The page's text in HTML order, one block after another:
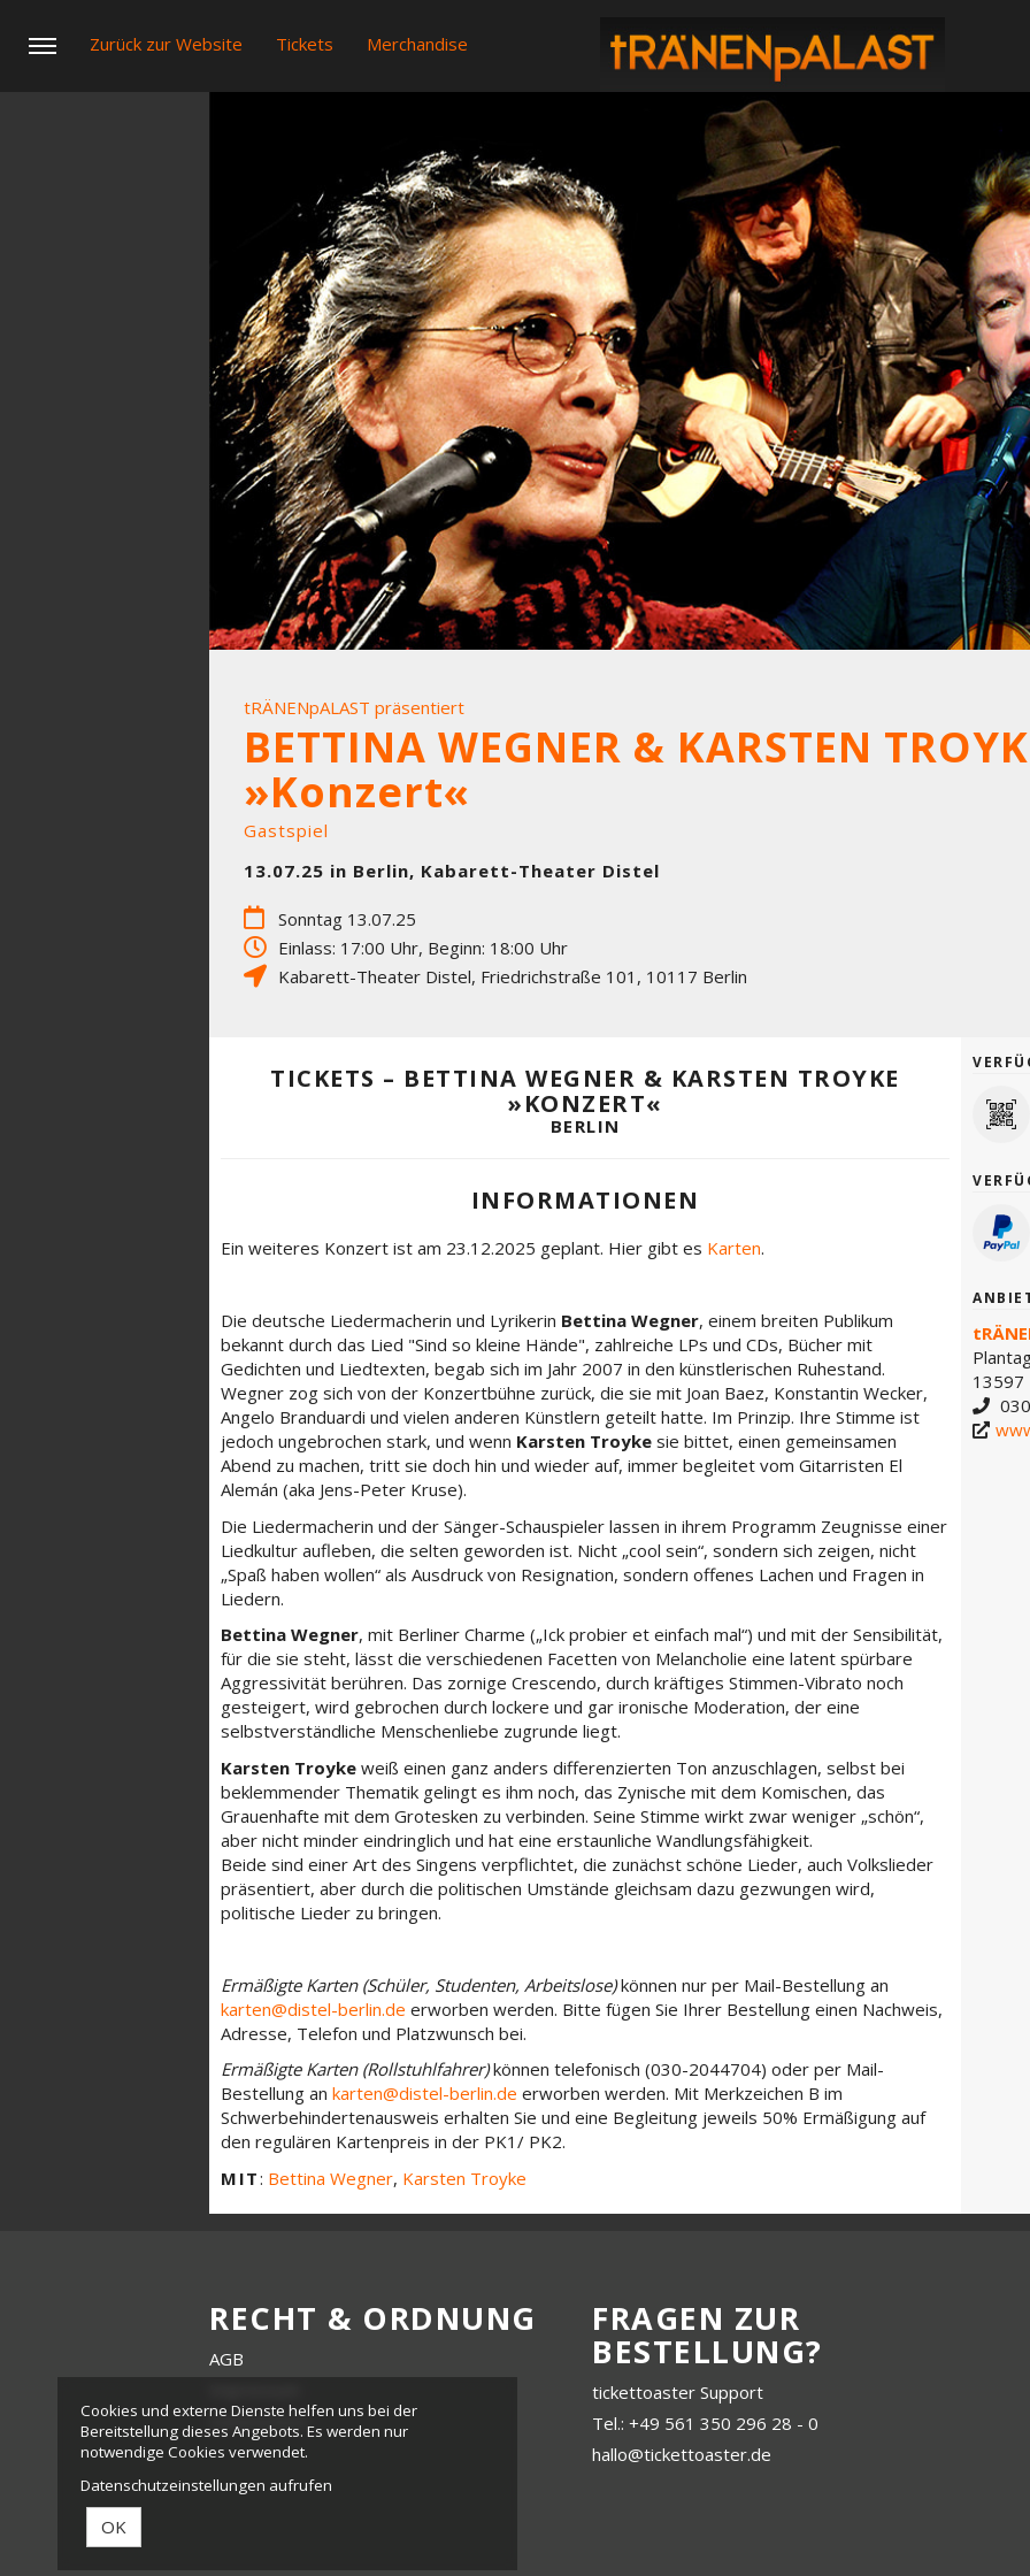
Zurück zur Website Tickets Merchandise
tRÄNENpALAST präsentiert
BETTINA WEGNER & KARSTEN
»Konzert«
Gastspiel
13.07.25 in Berlin, Kabarett-Theater Distel
Sonntag 13.07.25
Einlass: 17:00 Uhr, Beginn: 18:00 Uhr
Kabarett-Theater Distel, Friedrichstraße 101 , 10117 Berlin
TICKETS – BETTINA WEGNER & KARSTEN TROYKE
»KONZERT«
BERLIN
INFORMATIONEN
Ein weiteres Konzert ist am 23.12.2025 geplant. Hier gibt es Karten.
Die deutsche Liedermacherin und Lyrikerin Bettina Wegner, einem breiten Publikum
bekannt durch das Lied "Sind so kleine Hände", zahlreiche LPs und CDs, Bücher mit
Gedichten und Liedtexten, begab sich im Jahr 2007 in den künstlerischen Ruhestand.
Wegner zog sich von der Konzertbühne zurück, die sie mit Joan Baez, Konstantin Wecker,
Angelo Branduardi und vielen anderen Künstlern geteilt hatte. Im Prinzip. Ihre Stimme ist
jedoch ungebrochen stark, und wenn Karsten Troyke sie bittet, einen gemeinsamen
Abend zu machen, tritt sie doch hin und wieder auf, immer begleitet vom Gitarristen El
Alemán (aka Jens-Peter Kruse).
Die Liedermacherin und der Sänger-Schauspieler lassen in ihrem Programm Zeugnisse einer
Liedkultur aufleben, die selten geworden ist. Nicht „cool sein“, sondern sich zeigen, nicht
„Spaß haben wollen“ als Ausdruck von Resignation, sondern offenes Lachen und Fragen in
Liedern.
Bettina Wegner, mit Berliner Charme („Ick probier et einfach mal“) und mit der Sensibilität,
für die sie steht, lässt die verschiedenen Facetten von Melancholie eine latent spürbare
Aggressivität berühren. Das zornige Crescendo, durch kräftiges Stimmen-Vibrato noch
gesteigert, wird gebrochen durch lockere und gar ironische Moderation, der eine
selbstverständliche Menschenliebe zugrunde liegt.
Karsten Troyke weiß einen ganz anders differenzierten Ton anzuschlagen, selbst bei
beklemmender Thematik gelingt es ihm noch, das Zynische mit dem Komischen, das
Grauenhafte mit dem Grotesken zu verbinden. Seine Stimme wirkt zwar weniger „schön“,
aber nicht minder eindringlich und hat eine erstaunliche Wandlungsfähigkeit.
Beide sind einer Art des Singens verpflichtet, die zunächst schöne Lieder, auch Volkslieder
präsentiert, aber durch die politischen Umstände gleichsam dazu gezwungen wird,
politische Lieder zu bringen.
Ermäßigte Karten (Schüler, Studenten, Arbeitslose)können nur per Mail-Bestellung an
karten@distel-berlin.de erworben werden. Bitte fügen Sie Ihrer Bestellung einen Nachweis,
Adresse, Telefon und Platzwunsch bei.
Ermäßigte Karten (Rollstuhlfahrer)können telefonisch (030-2044704) oder per Mail-
Bestellung an karten@distel-berlin.de erworben werden. Mit Merkzeichen B im
Schwerbehindertenausweis erhalten Sie und eine Begleitung jeweils 50% Ermäßigung auf
den regulären Kartenpreis in der PK1/ PK2.
MIT: Bettina Wegner, Karsten Troyke
13597
RECHT & ORDNUNG
AGB
Datenschutz
FRAGEN ZUR
BESTELLUNG?
tickettoaster Support
Tel.: +49 561 350 296 28 - 0
hallo@tickettoaster.de
Cookies und externe Dienste helfen uns bei der
Bereitstellung dieses Angebots. Es werden nur
notwendige Cookies verwendet.
Datenschutzeinstellungen aufrufen
OK